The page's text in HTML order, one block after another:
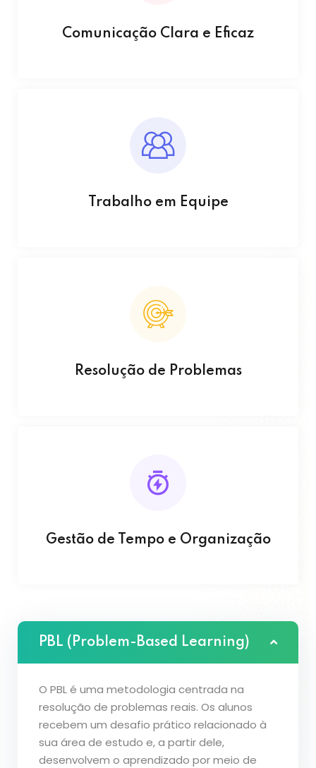
Comunicação Clara e Eficaz
Trabalho em Equipe
Resolução de Problemas
Gestão de Tempo e Organização
PBL (Problem-Based Learning)
O PBL é uma metodologia centrada na
resolução de problemas reais. Os alunos
recebem um desafio prático relacionado à
sua área de estudo e, a partir dele,
desenvolvem o aprendizado por meio de